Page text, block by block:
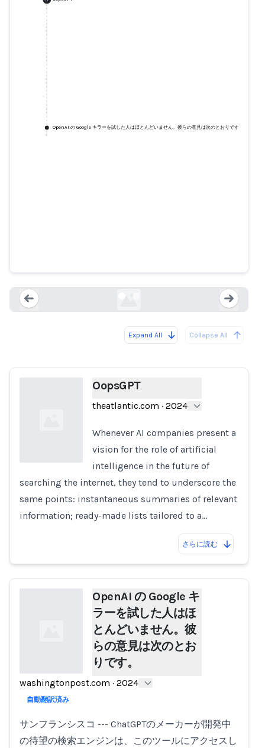
OpenAI の Google キラーを試した人はほとんどいません。彼らの意見は次のとおりです。
Expand All Collapse All
Loading...
OopsGPT
theatlantic.com · 2024
Whenever AI companies present a
vision for the role of artificial
intelligence in the future of
searching the internet, they tend to underscore the
same points: instantaneous summaries of relevant
information; ready-made lists tailored to a…
さらに読む
Loading...
OpenAI の Google キ
ラーを試した人はほ
とんどいません。彼
らの意見は次のとお
りです。
washingtonpost.com · 2024
自動翻訳済み
サンフランシスコ --- ChatGPTのメーカーが開発中
の待望の検索エンジンは、このツールにアクセスし